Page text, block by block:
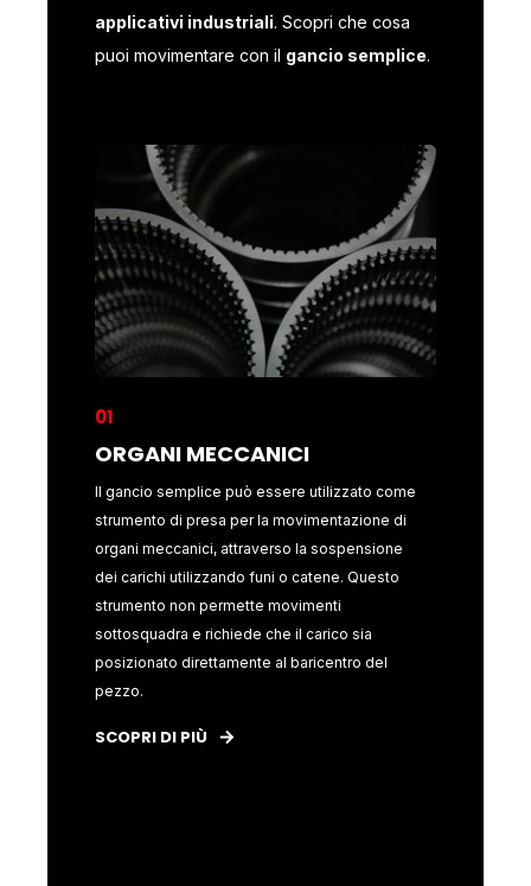
applicativi industriali. Scopri che cosa
puoi movimentare con il gancio semplice.
01
ORGANI MECCANICI
Il gancio semplice può essere utilizzato come
strumento di presa per la movimentazione di
organi meccanici, attraverso la sospensione
dei carichi utilizzando funi o catene. Questo
strumento non permette movimenti
sottosquadra e richiede che il carico sia
posizionato direttamente al baricentro del
pezzo.
SCOPRI DI PIÙ